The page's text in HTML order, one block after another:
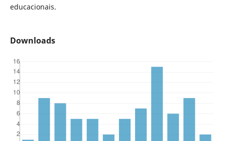
educacionais.
Downloads